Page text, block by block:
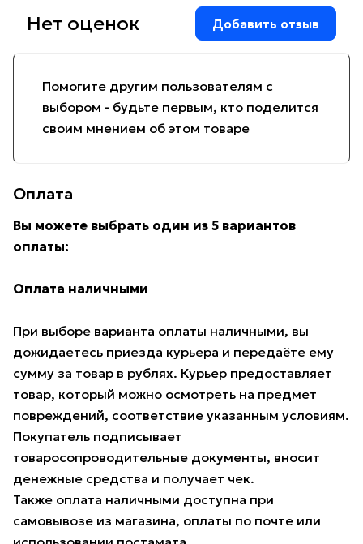
Помогите другим пользователям с
выбором - будьте первым, кто поделится
своим мнением об этом товаре
Нет оценок Добавить отзыв
Оплата
Вы можете выбрать один из 5 вариантов
оплаты:
Оплата наличными
При выборе варианта оплаты наличными, вы
дожидаетесь приезда курьера и передаёте ему
сумму за товар в рублях. Курьер предоставляет
товар, который можно осмотреть на предмет
повреждений, соответствие указанным условиям.
Покупатель подписывает
товаросопроводительные документы, вносит
денежные средства и получает чек.
Также оплата наличными доступна при
самовывозе из магазина, оплаты по почте или